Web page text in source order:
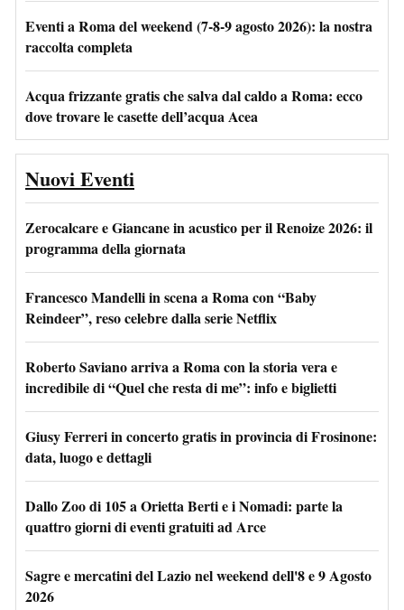
Eventi a Roma del weekend (7-8-9 agosto 2026): la nostra
raccolta completa
Acqua frizzante gratis che salva dal caldo a Roma: ecco
dove trovare le casette dell’acqua Acea
Nuovi Eventi
Zerocalcare e Giancane in acustico per il Renoize 2026: il
programma della giornata
Francesco Mandelli in scena a Roma con “Baby
Reindeer”, reso celebre dalla serie Netflix
Roberto Saviano arriva a Roma con la storia vera e
incredibile di “Quel che resta di me”: info e biglietti
Giusy Ferreri in concerto gratis in provincia di Frosinone:
data, luogo e dettagli
Dallo Zoo di 105 a Orietta Berti e i Nomadi: parte la
quattro giorni di eventi gratuiti ad Arce
Sagre e mercatini del Lazio nel weekend dell'8 e 9 Agosto
2026